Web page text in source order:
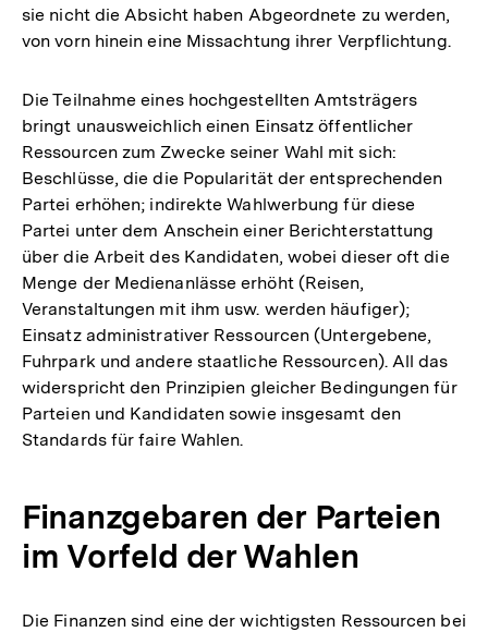
sie nicht die Absicht haben Abgeordnete zu werden,
von vorn hinein eine Missachtung ihrer Verpflichtung.
Die Teilnahme eines hochgestellten Amtsträgers
bringt unausweichlich einen Einsatz öffentlicher
Ressourcen zum Zwecke seiner Wahl mit sich:
Beschlüsse, die die Popularität der entsprechenden
Partei erhöhen; indirekte Wahlwerbung für diese
Partei unter dem Anschein einer Berichterstattung
über die Arbeit des Kandidaten, wobei dieser oft die
Menge der Medienanlässe erhöht (Reisen,
Veranstaltungen mit ihm usw. werden häufiger);
Einsatz administrativer Ressourcen (Untergebene,
Fuhrpark und andere staatliche Ressourcen). All das
widerspricht den Prinzipien gleicher Bedingungen für
Parteien und Kandidaten sowie insgesamt den
Standards für faire Wahlen.
Finanzgebaren der Parteien
im Vorfeld der Wahlen
Die Finanzen sind eine der wichtigsten Ressourcen bei